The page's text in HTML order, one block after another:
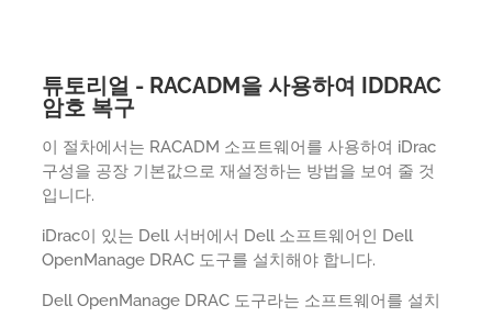
튜토리얼 - RACADM을 사용하여 IDDRAC
암호 복구
이 절차에서는 RACADM 소프트웨어를 사용하여 iDrac
구성을 공장 기본값으로 재설정하는 방법을 보여 줄 것
입니다.
iDrac이 있는 Dell 서버에서 Dell 소프트웨어인 Dell
OpenManage DRAC 도구를 설치해야 합니다.
Dell OpenManage DRAC 도구라는 소프트웨어를 설치